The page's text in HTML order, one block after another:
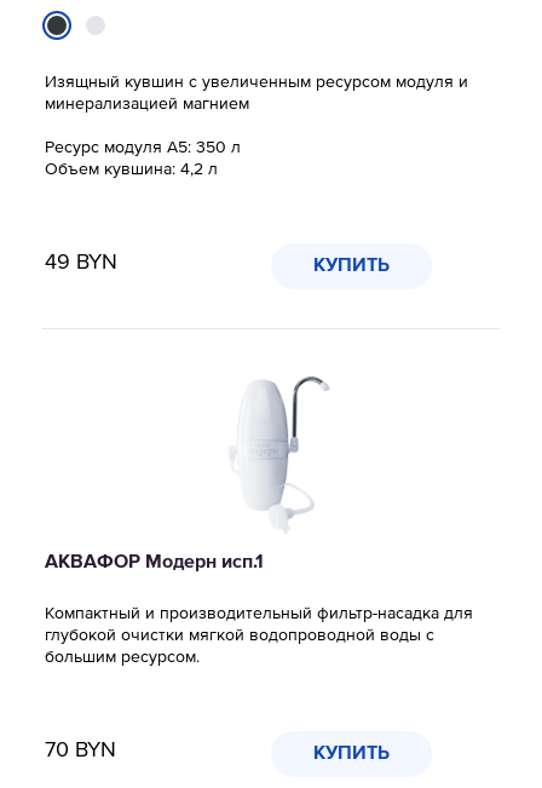
Изящный кувшин с увеличенным ресурсом модуля и
минерализацией магнием
Ресурс модуля А5: 350 л
Объем кувшина: 4,2 л
49 BYN КУПИТЬ
АКВАФОР Модерн исп.1
Компактный и производительный фильтр-насадка для
глубокой очистки мягкой водопроводной воды с
большим ресурсом.
70 BYN КУПИТЬ